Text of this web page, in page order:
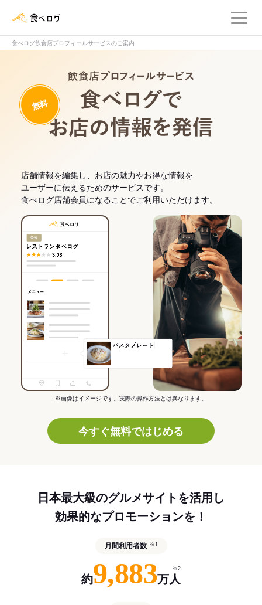
食べログ飲食店プロフィールサービスのご案内
無料
店舗情報を編集し、お店の魅力やお得な情報を
ユーザーに伝えるためのサービスです。
食べログ店舗会員になることでご利用いただけます。
※画像はイメージです。実際の操作方法とは異なります。
今すぐ無料ではじめる
日本最大級のグルメサイトを活用し
効果的なプロモーションを！
月間利用者数 ※1
約9,883万人
※2